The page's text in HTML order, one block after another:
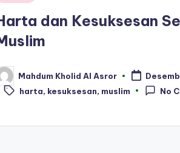
dan Kesuksesan
Mahdum Kholid Al Asror
Tags:
harta, kesuksesan, muslim No